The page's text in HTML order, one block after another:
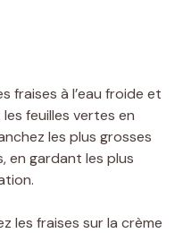
fraises à l’eau froide et
feuilles vertes en
les plus grosses
en gardant les plus
les fraises sur la crème